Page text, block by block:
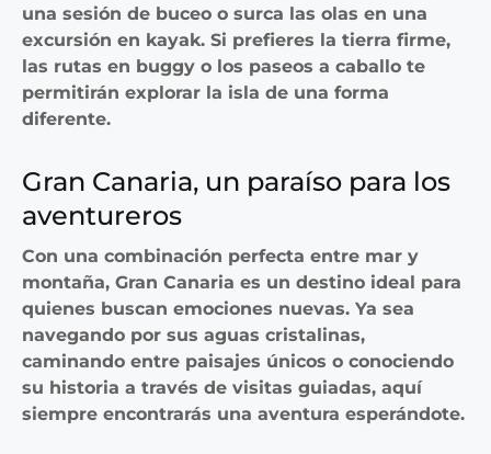
una sesión de buceo o surca las olas en una
excursión en kayak. Si prefieres la tierra firme,
las rutas en buggy o los paseos a caballo te
permitirán explorar la isla de una forma
diferente.
Gran Canaria, un paraíso para los
aventureros
Con una combinación perfecta entre mar y
montaña, Gran Canaria es un destino ideal para
quienes buscan emociones nuevas. Ya sea
navegando por sus aguas cristalinas,
caminando entre paisajes únicos o conociendo
su historia a través de visitas guiadas, aquí
siempre encontrarás una aventura esperándote.